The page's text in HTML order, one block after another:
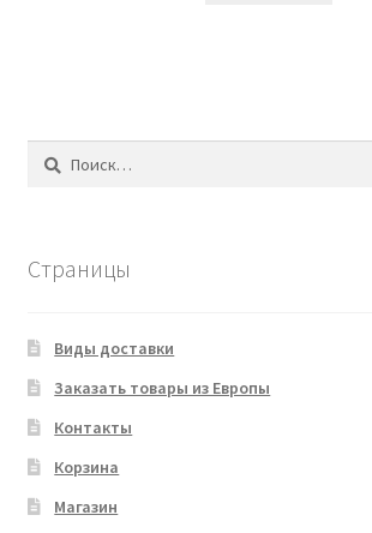
Найти:
Страницы
Виды доставки
Заказать товары из Европы
Контакты
Корзина
Магазин